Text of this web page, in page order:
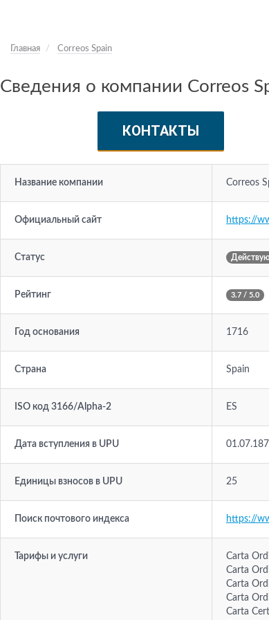
Главная Correos Spain
Сведения о компании Correos
КОНТАКТЫ
Название компании Correos
Официальный сайт https://
Статус
Рейтинг 3.7 / 5.0
Год основания 1716
Страна Spain
ISO код 3166/Alpha-2 ES
Дата вступления в UPU
Единицы взносов в UPU 25
Поиск почтового индекса https://
Тарифы и услуги
Carta
Carta
Carta
Carta
Carta